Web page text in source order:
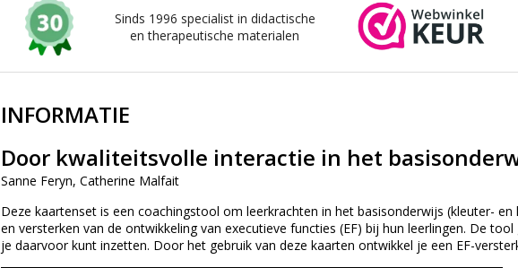
Sinds 1996 specialist in didactische
en therapeutische materialen
INFORMATIE
Door kwaliteitsvolle interactie in het
Sanne Feryn, Catherine Malfait
Deze kaartenset is een coachingstool om leerkrachten in het basisonderwijs (kleuter-
en versterken van de ontwikkeling van executieve functies (EF) bij hun leerlingen. De
je daarvoor kunt inzetten. Door het gebruik van deze kaarten ontwikkel je een EF-